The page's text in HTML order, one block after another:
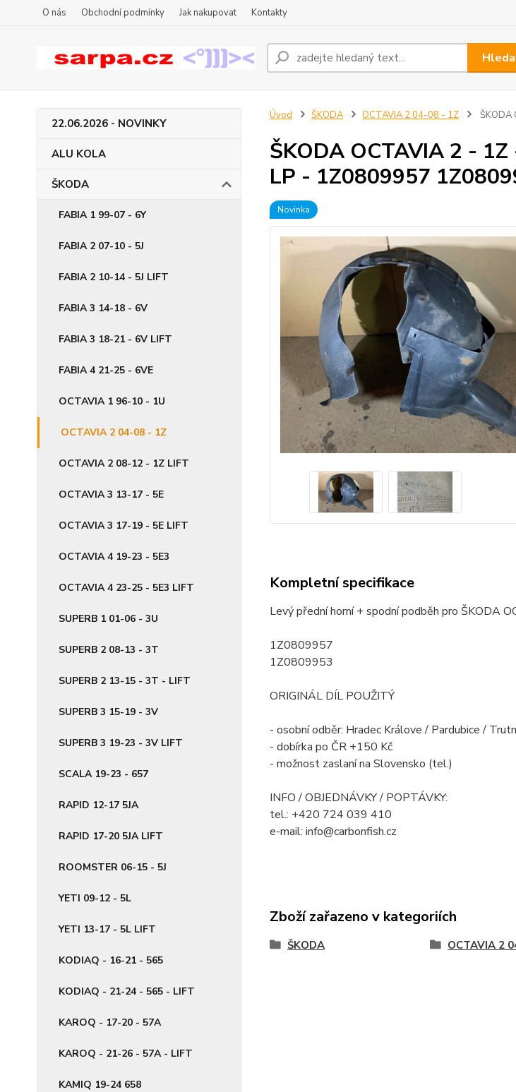
O nás Obchodní podmínky Jak nakupovat Kontakty
22.06.2026 - NOVINKY
ALU KOLA
ŠKODA
FABIA 1 99-07 - 6Y
FABIA 2 07-10 - 5J
FABIA 2 10-14 - 5J LIFT
FABIA 3 14-18 - 6V
FABIA 3 18-21 - 6V LIFT
FABIA 4 21-25 - 6VE
OCTAVIA 1 96-10 - 1U
OCTAVIA 2 04-08 - 1Z
OCTAVIA 2 08-12 - 1Z LIFT
OCTAVIA 3 13-17 - 5E
OCTAVIA 3 17-19 - 5E LIFT
OCTAVIA 4 19-23 - 5E3
OCTAVIA 4 23-25 - 5E3 LIFT
SUPERB 1 01-06 - 3U
SUPERB 2 08-13 - 3T
SUPERB 2 13-15 - 3T - LIFT
SUPERB 3 15-19 - 3V
SUPERB 3 19-23 - 3V LIFT
SCALA 19-23 - 657
RAPID 12-17 5JA
RAPID 17-20 5JA LIFT
ROOMSTER 06-15 - 5J
YETI 09-12 - 5L
YETI 13-17 - 5L LIFT
KODIAQ - 16-21 - 565
KODIAQ - 21-24 - 565 - LIFT
KAROQ - 17-20 - 57A
KAROQ - 21-26 - 57A - LIFT
KAMIQ 19-24 658
Úvod ŠKODA OCTAVIA 2 04-08 - 1Z
ŠKODA OCTAVIA 2 -
LP - 1Z0809957
Novinka
Kompletní specifikace
Levý přední horní + spodní podběh pro ŠKODA
1Z0809957
1Z0809953
ORIGINÁL DÍL POUŽITÝ
- osobní odběr: Hradec Králove / Pardubice /
- dobírka po ČR +150 Kč
- možnost zaslaní na Slovensko (tel.)
INFO / OBJEDNÁVKY / POPTÁVKY:
tel.: +420 724 039 410
e-mail: info@carbonfish.cz
Zboží zařazeno v kategoriích
ŠKODA OCTAVIA 2